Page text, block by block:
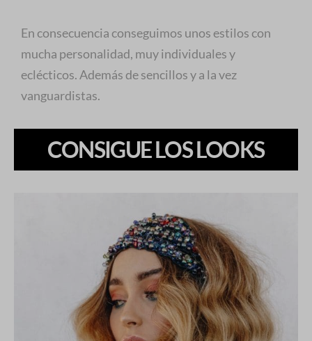
En consecuencia conseguimos unos estilos con
mucha personalidad, muy individuales y
eclécticos. Además de sencillos y a la vez
vanguardistas.
CONSIGUE LOS LOOKS